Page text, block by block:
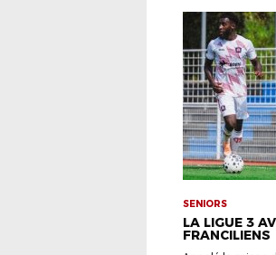
SENIORS
LA LIGUE 3
FRANCILIENS